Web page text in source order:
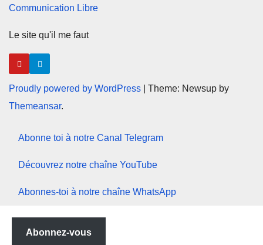
Communication Libre
Le site qu'il me faut
Proudly powered by WordPress
Theme: Newsup by
Themeansar.
Abonne toi à notre Canal Telegram
Découvrez notre chaîne YouTube
Abonnes-toi à notre chaîne WhatsApp
Abonnez-vous